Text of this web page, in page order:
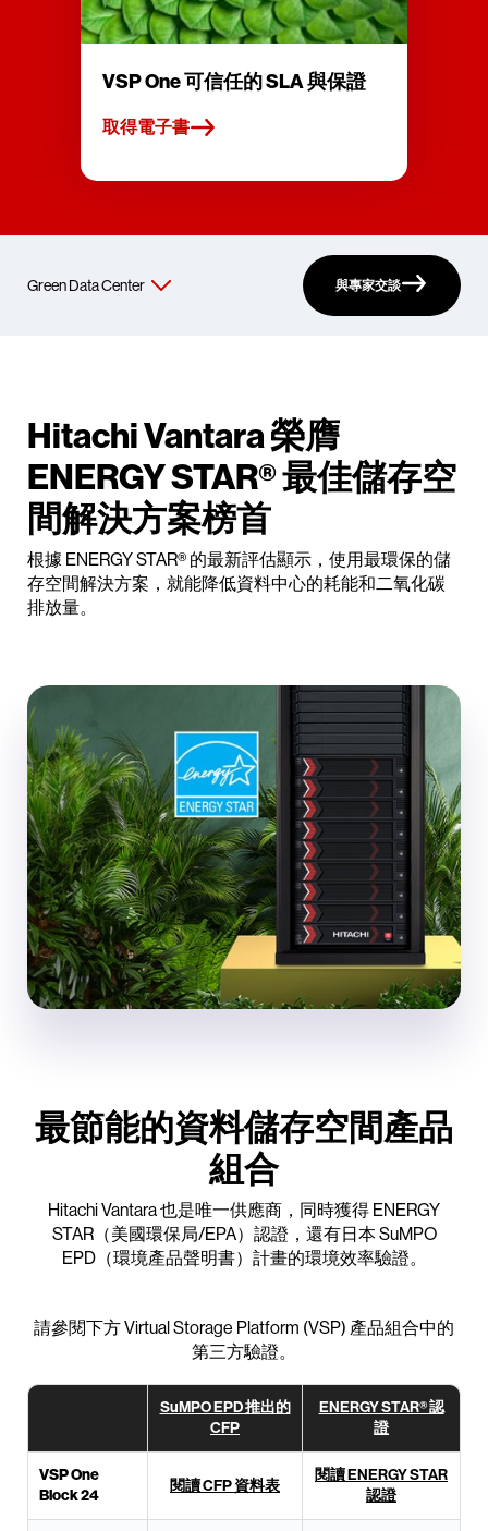
VSP One 可信任的 SLA 與保證
取得電子書
與專家交談
Hitachi Vantara 榮膺
ENERGY STAR® 最佳儲存空
間解決方案榜首
根據 ENERGY STAR® 的最新評估顯示，使用最環保的儲
存空間解決方案，就能降低資料中心的耗能和二氧化碳
排放量。
最節能的資料儲存空間產品
組合
Hitachi Vantara 也是唯一供應商，同時獲得 ENERGY
STAR（美國環保局/EPA）認證，還有日本 SuMPO
EPD（環境產品聲明書）計畫的環境效率驗證。
請參閱下方 Virtual Storage Platform (VSP) 產品組合中的
第三方驗證。
SuMPO EPD 推出的
CFP
ENERGY STAR® 認
證
VSP One
Block 24
閱讀 CFP 資料表
閱讀 ENERGY STAR
認證